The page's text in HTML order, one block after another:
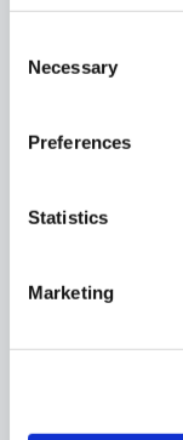
Selection
Necessary
Preferences
Statistics
Marketing
Mulino e
L’escursione
scoperta
storia